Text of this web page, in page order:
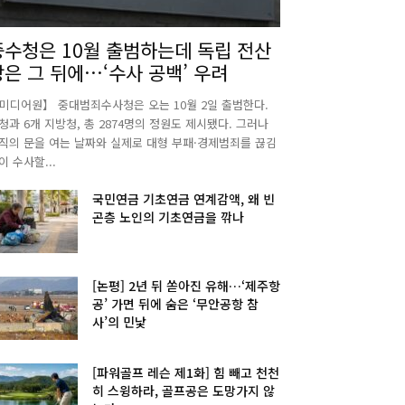
청은 10월 출범하는데 독립 전산
그 뒤에…‘수사 공백’ 우려
디어원】 중대범죄수사청은 오는 10월 2일 출범한다.
과 6개 지방청, 총 2874명의 정원도 제시됐다. 그러나
의 문을 여는 날짜와 실제로 대형 부패·경제범죄를 끊김
수사할...
국민연금 기초연금 연계감액, 왜 빈
곤층 노인의 기초연금을 깎나
[논평] 2년 뒤 쏟아진 유해…‘제주항
공’ 가면 뒤에 숨은 ‘무안공항 참
사’의 민낯
[파워골프 레슨 제1화] 힘 빼고 천천
히 스윙하라, 골프공은 도망가지 않